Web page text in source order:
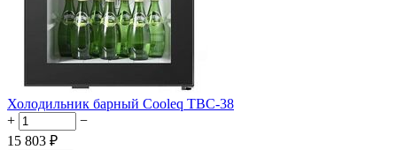
Холодильник барный Cooleq TBC-38
+
−
15 803 ₽